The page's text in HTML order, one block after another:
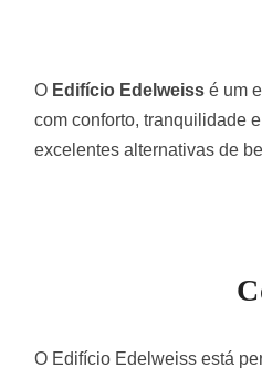
O Edifício Edelweiss é um
com conforto, tranquilidade
excelentes alternativas de
O Edifício Edelweiss está